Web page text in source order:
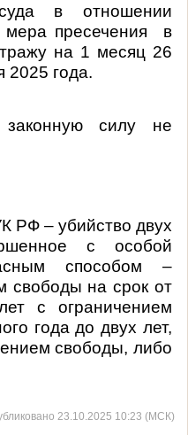
в отношении
пресечения
в
на 1 месяц 26
2025 года.
законную силу не
РФ – убийство двух
с особой
способом –
свободы на срок от
с ограничением
года до двух лет,
свободы, либо
23.10.2025 10:23 (МСК)